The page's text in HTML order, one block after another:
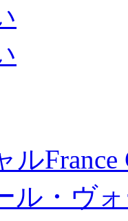
ルFrance
ル・ヴ